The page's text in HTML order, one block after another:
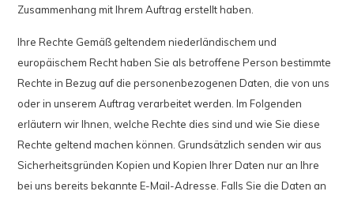
Zusammenhang mit Ihrem Auftrag erstellt haben.
Ihre Rechte Gemäß geltendem niederländischem und
europäischem Recht haben Sie als betroffene Person bestimmte
Rechte in Bezug auf die personenbezogenen Daten, die von uns
oder in unserem Auftrag verarbeitet werden. Im Folgenden
erläutern wir Ihnen, welche Rechte dies sind und wie Sie diese
Rechte geltend machen können. Grundsätzlich senden wir aus
Sicherheitsgründen Kopien und Kopien Ihrer Daten nur an Ihre
bei uns bereits bekannte E-Mail-Adresse. Falls Sie die Daten an